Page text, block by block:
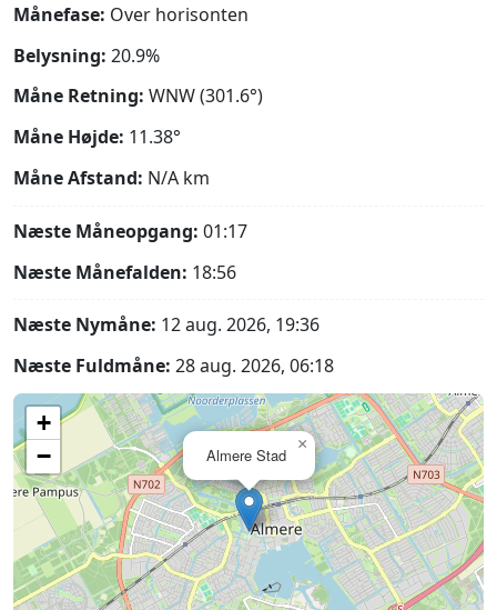
Månefase: Over horisonten
Belysning: 20.9%
Måne Retning: WNW (301.6°)
Måne Højde: 11.38°
Måne Afstand: N/A km
Næste Måneopgang: 01:17
Næste Månefalden: 18:56
Næste Nymåne: 12 aug. 2026, 19:36
Næste Fuldmåne: 28 aug. 2026, 06:18
Almere Stad
×
+
−